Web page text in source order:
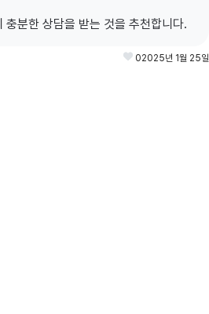
분한 상담을 받는 것을 추천합니다.
02025년 1월 25일